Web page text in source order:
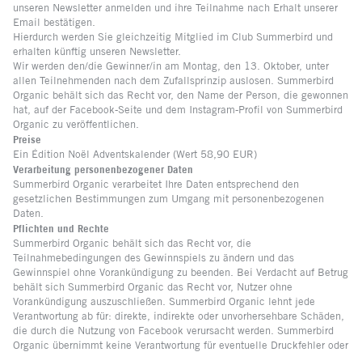
unseren Newsletter anmelden und ihre Teilnahme nach Erhalt unserer
Email bestätigen.
Hierdurch werden Sie gleichzeitig Mitglied im Club Summerbird und
erhalten künftig unseren Newsletter.
Wir werden den/die Gewinner/in am Montag, den 13. Oktober, unter
allen Teilnehmenden nach dem Zufallsprinzip auslosen. Summerbird
Organic behält sich das Recht vor, den Name der Person, die gewonnen
hat, auf der Facebook-Seite und dem Instagram-Profil von Summerbird
Organic zu veröffentlichen.
Preise
Ein Édition Noël Adventskalender (Wert 58,90 EUR)
Verarbeitung personenbezogener Daten
Summerbird Organic verarbeitet Ihre Daten entsprechend den
gesetzlichen Bestimmungen zum Umgang mit personenbezogenen
Daten.
Pflichten und Rechte
Summerbird Organic behält sich das Recht vor, die
Teilnahmebedingungen des Gewinnspiels zu ändern und das
Gewinnspiel ohne Vorankündigung zu beenden. Bei Verdacht auf Betrug
behält sich Summerbird Organic das Recht vor, Nutzer ohne
Vorankündigung auszuschließen. Summerbird Organic lehnt jede
Verantwortung ab für: direkte, indirekte oder unvorhersehbare Schäden,
die durch die Nutzung von Facebook verursacht werden. Summerbird
Organic übernimmt keine Verantwortung für eventuelle Druckfehler oder